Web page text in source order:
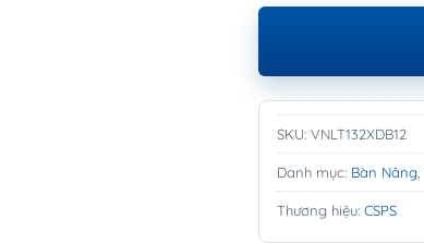
SKU:VNLT132XDB12
Danh mục: Bàn Nâng
Thương hiệu:CSPS